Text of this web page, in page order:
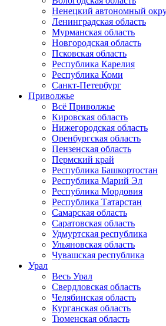
Ненецкий автономный
Ленинградская область
Мурманская область
Новгородская область
Псковская область
Республика Карелия
Республика Коми
Санкт-Петербург
Приволжье
Всё Приволжье
Кировская область
Нижегородская область
Оренбургская область
Пензенская область
Пермский край
Республика Башкортостан
Республика Марий Эл
Республика Мордовия
Республика Татарстан
Самарская область
Саратовская область
Удмуртская республика
Ульяновская область
Чувашская республика
Урал
Весь Урал
Свердловская область
Челябинская область
Курганская область
Тюменская область